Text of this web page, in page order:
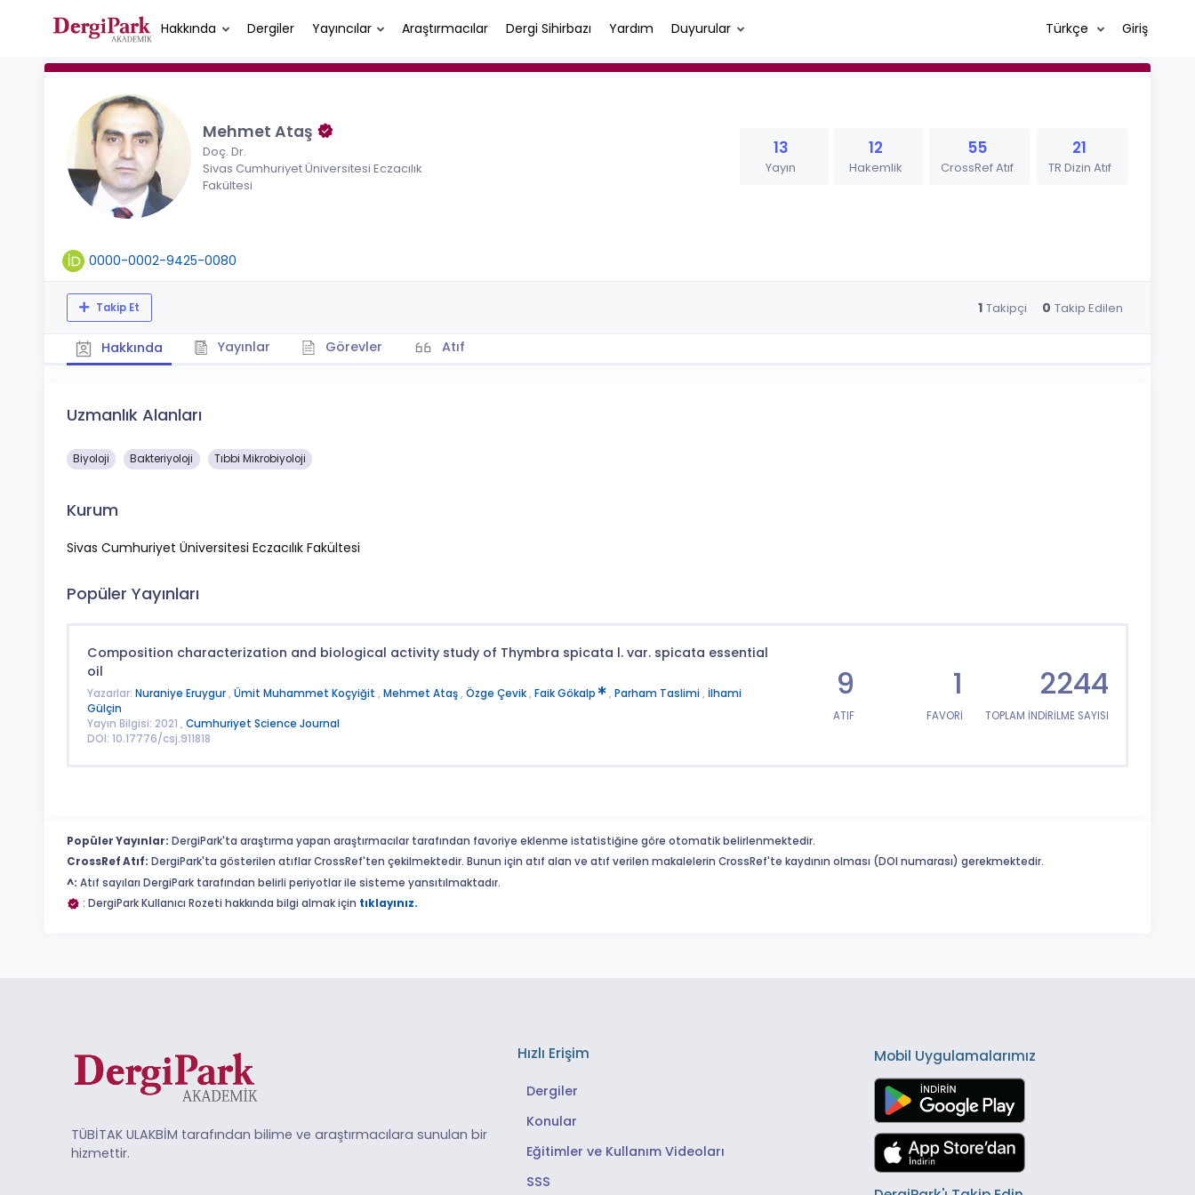
Hakkında Dergiler Yayıncılar Araştırmacılar Dergi Sihirbazı Yardım Duyurular Türkçe Giriş
Mehmet Ataş
Doç. Dr.
Sivas Cumhuriyet Üniversitesi Eczacılık
Fakültesi
13
Yayın
12
Hakemlik
55
CrossRef Atıf
21
TR Dizin Atıf
0000-0002-9425-0080
Takip Et 1 Takipçi 0 Takip Edilen
Hakkında Yayınlar Görevler Atıf
Uzmanlık Alanları
Biyoloji Bakteriyoloji Tıbbi Mikrobiyoloji
Kurum
Sivas Cumhuriyet Üniversitesi Eczacılık Fakültesi
Popüler Yayınları
Composition characterization and biological activity study of Thymbra spicata l. var. spicata essential
oil
Yazarlar: Nuraniye Eruygur, Ümit Muhammet Koçyiğit , Mehmet Ataş, Özge Çevik, Faik Gökalp , Parham Taslimi , İlhami
Gülçin
Yayın Bilgisi: 2021 , Cumhuriyet Science Journal
DOI: 10.17776/csj.911818
9
ATIF
1
FAVORİ
2244
TOPLAM İNDİRİLME SAYISI
Popüler Yayınlar: DergiPark'ta araştırma yapan araştırmacılar tarafından favoriye eklenme istatistiğine göre otomatik belirlenmektedir.
CrossRef Atıf: DergiPark'ta gösterilen atıflar CrossRef'ten çekilmektedir. Bunun için atıf alan ve atıf verilen makalelerin CrossRef'te kaydının olması (DOI numarası) gerekmektedir.
^: Atıf sayıları DergiPark tarafından belirli periyotlar ile sisteme yansıtılmaktadır.
: DergiPark Kullanıcı Rozeti hakkında bilgi almak için tıklayınız.
TÜBİTAK ULAKBİM tarafından bilime ve araştırmacılara sunulan bir
hizmettir.
Hızlı Erişim
Dergiler
Konular
Eğitimler ve Kullanım Videoları
SSS
Mobil Uygulamalarımız